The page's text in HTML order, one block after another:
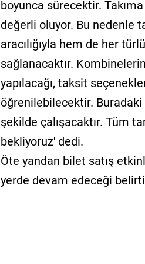
boyunca sürecektir.
değerli oluyor. Bu nedenle
aracılığıyla hem de her
sağlanacaktır.
yapılacağı, taksit
öğrenilebilecektir.
şekilde çalışacaktır. Tüm
bekliyoruz' dedi.
Öte yandan bilet satış
yerde devam edeceği